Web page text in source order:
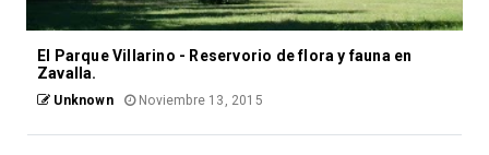
El Parque Villarino - Reservorio de flora y fauna en
Zavalla.
Unknown Noviembre 13, 2015